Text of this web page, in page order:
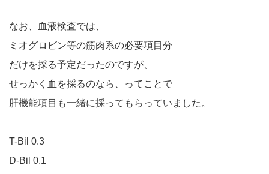
なお、血液検査では、
ミオグロビン等の筋肉系の必要項目分
だけを採る予定だったのですが、
せっかく血を採るのなら、ってことで
肝機能項目も一緒に採ってもらっていました。
T-Bil 0.3
D-Bil 0.1